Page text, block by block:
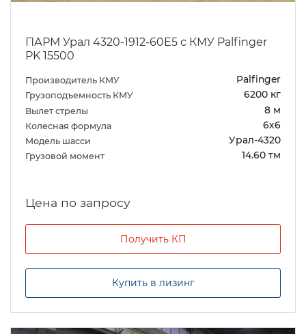
ПАРМ Урал 4320-1912-60Е5 с КМУ Palfinger
PK 15500
Производитель КМУ Palfinger
Грузоподъемность КМУ 6200 кг
Вылет стрелы 8 м
Колесная формула 6х6
Модель шасси Урал-4320
Грузовой момент 14.60 тм
Цена по запросу
Получить КП
Купить в лизинг